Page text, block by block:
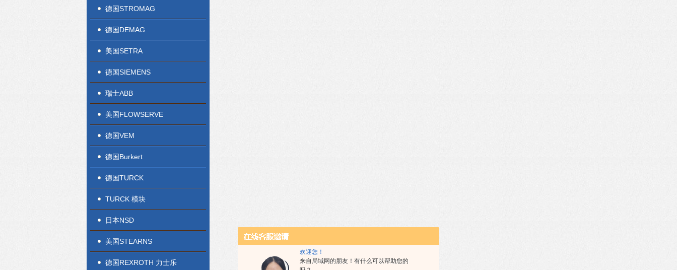
欢迎您！
来自局域网的朋友！有什么可以帮助您的
德国STROMAG
德国DEMAG
美国SETRA
德国SIEMENS
瑞士ABB
美国FLOWSERVE
德国VEM
德国Burkert
德国TURCK
TURCK 模块
日本NSD
美国STEARNS
德国REXROTH 力士乐